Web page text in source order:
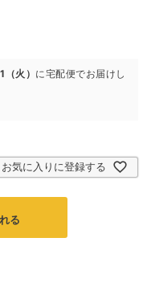
火） に宅配便でお届けし
お気に入りに登録する
る